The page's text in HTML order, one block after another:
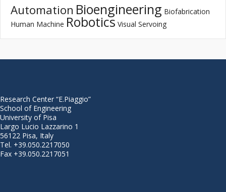
Automation Bioengineering Biofabrication
Human Machine Robotics Visual Servoing
Research Center “E.Piaggio”
School of Engineering
University of Pisa
Largo Lucio Lazzarino 1
56122 Pisa, Italy
Tel. +39.050.2217050
Fax +39.050.2217051